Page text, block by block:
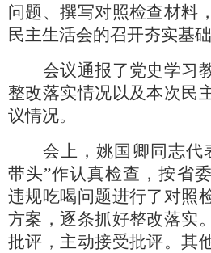
问题、撰写对照检查材料
民主生活会的召开夯实基础
会议通报了党史学习
整改落实情况以及本次民
议情况。
会上，姚国卿同志代
带头”作认真检查，按省
违规吃喝问题进行了对照
方案，逐条抓好整改落实
批评，主动接受批评。其